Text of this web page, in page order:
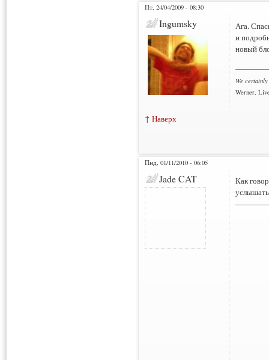
Пт, 24/04/2009 - 08:30
Ingumsky
Ага.
и
новый
We
Werner,
↑ Наверх
Пнд, 01/11/2010 - 06:05
Jade CAT
Как